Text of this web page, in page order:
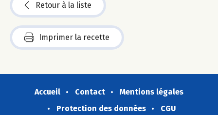
Retour à la liste
Imprimer la recette
Accueil Contact
Mentions légales
Protection des données
CGU